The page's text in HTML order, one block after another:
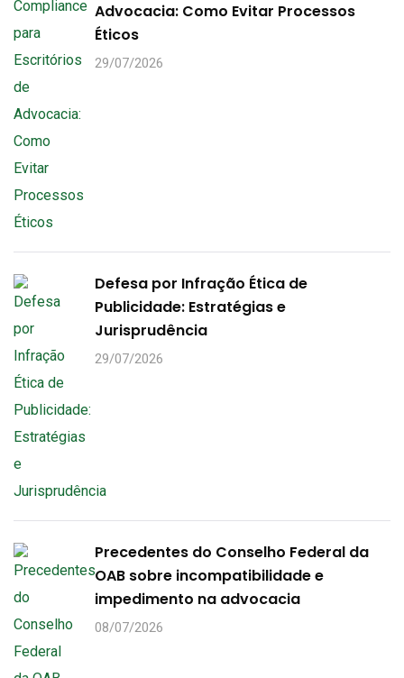
Advocacia: Como Evitar Processos
Éticos
29/07/2026
Defesa por Infração Ética de
Publicidade: Estratégias e
Jurisprudência
29/07/2026
Precedentes do Conselho Federal da
OAB sobre incompatibilidade e
impedimento na advocacia
08/07/2026